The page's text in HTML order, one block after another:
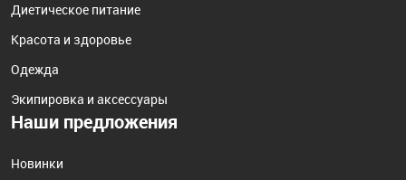
Диетическое питание
Красота и здоровье
Одежда
Экипировка и аксессуары
Наши предложения
Новинки